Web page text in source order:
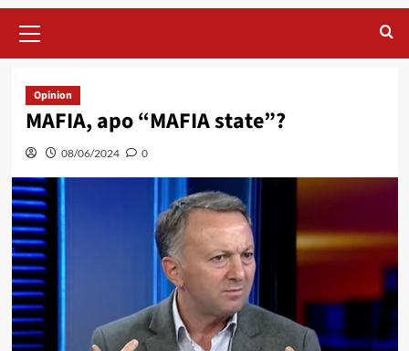
Menu
Opinion
MAFIA, apo “MAFIA state”?
08/06/2024 0